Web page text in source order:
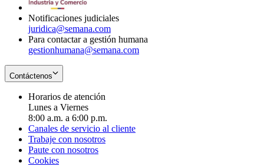
Notificaciones judiciales
juridica@semana.com
Para contactar a gestión humana
gestionhumana@semana.com
Contáctenos
Horarios de atención
Lunes a Viernes
8:00 a.m. a 6:00 p.m.
Canales de servicio al cliente
Trabaje con nosotros
Paute con nosotros
Cookies